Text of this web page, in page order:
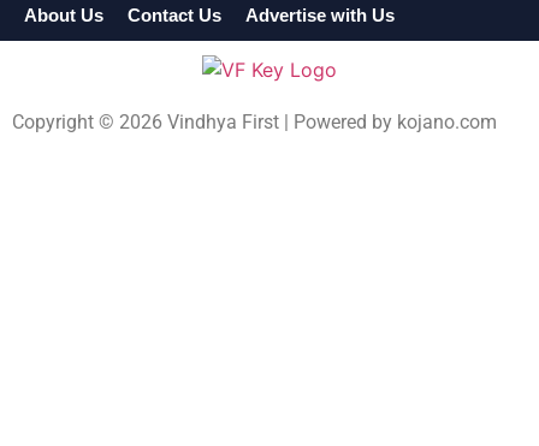
About Us Contact Us Advertise with Us
Copyright © 2026 Vindhya First | Powered by kojano.com